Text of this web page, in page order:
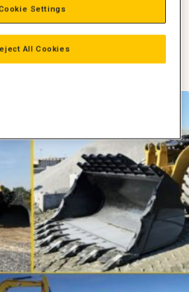
du kommer i gang? Vi sidder
All Cookies
Settings